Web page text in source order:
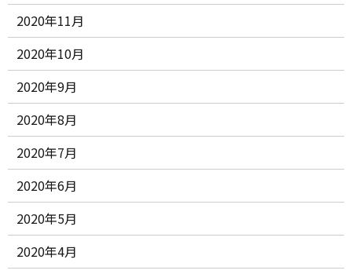
2020年11月
2020年10月
2020年9月
2020年8月
2020年7月
2020年6月
2020年5月
2020年4月